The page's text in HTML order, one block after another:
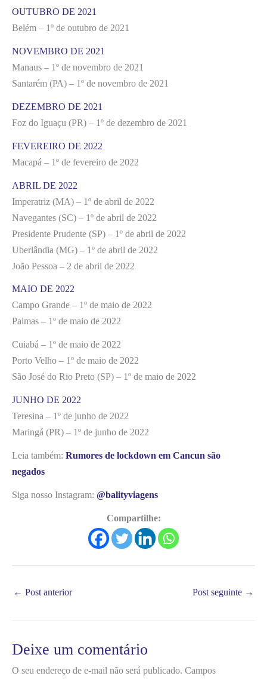
OUTUBRO DE 2021
Belém – 1º de outubro de 2021
NOVEMBRO DE 2021
Manaus – 1º de novembro de 2021
Santarém (PA) – 1º de novembro de 2021
DEZEMBRO DE 2021
Foz do Iguaçu (PR) – 1º de dezembro de 2021
FEVEREIRO DE 2022
Macapá – 1º de fevereiro de 2022
ABRIL DE 2022
Imperatriz (MA) – 1º de abril de 2022
Navegantes (SC) – 1º de abril de 2022
Presidente Prudente (SP) – 1º de abril de 2022
Uberlândia (MG) – 1º de abril de 2022
João Pessoa – 2 de abril de 2022
MAIO DE 2022
Campo Grande – 1º de maio de 2022
Palmas – 1º de maio de 2022
Cuiabá – 1º de maio de 2022
Porto Velho – 1º de maio de 2022
São José do Rio Preto (SP) – 1º de maio de 2022
JUNHO DE 2022
Teresina – 1º de junho de 2022
Maringá (PR) – 1º de junho de 2022
Leia também: Rumores de lockdown em Cancun são
negados
Siga nosso Instagram: @balityviagens
Compartilhe:
← Post anterior Post seguinte →
Deixe um comentário
O seu endereço de e-mail não será publicado. Campos